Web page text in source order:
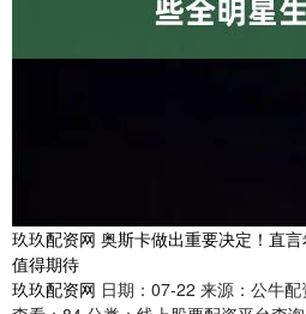
玖玖配资网 奥斯卡做出重要决定！直
值得期待
玖玖配资网 日期：07-22 来源：公牛配